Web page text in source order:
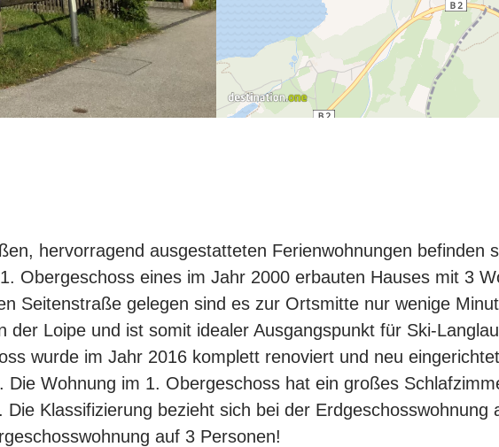
hervorragend ausgestatteten Ferienwohnungen befinden
Obergeschoss eines im Jahr 2000 erbauten Hauses mit 3
Seitenstraße gelegen sind es zur Ortsmitte nur wenige
der Loipe und ist somit idealer Ausgangspunkt für Ski-
wurde im Jahr 2016 komplett renoviert und neu
Die Wohnung im 1. Obergeschoss hat ein großes
Die Klassifizierung bezieht sich bei der Erdgeschosswohnung
auf 3 Personen!